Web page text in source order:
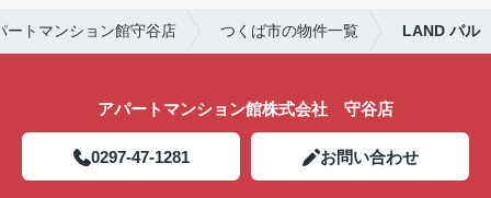
ートマンション館守谷店 つくば市の物件一覧 LAND パル
アパートマンション館株式会社 守谷店
0297-47-1281 お問い合わせ